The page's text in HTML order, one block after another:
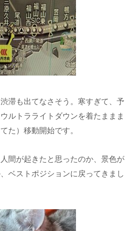
滞も出てなさそう。寒すぎて、予
ルトラライトダウンを着たままま
た）移動開始です。
間が起きたと思ったのか、景色が
ベストポジションに戻ってきまし